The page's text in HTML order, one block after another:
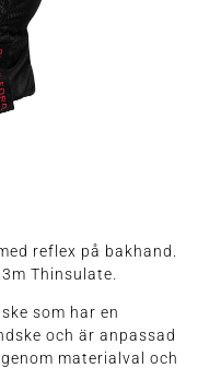
reflex på bakhand.
Thinsulate.
som har en
och är anpassad
materialval och